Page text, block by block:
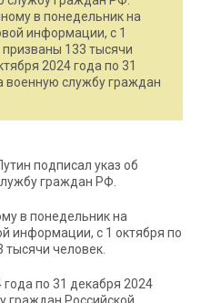
в понедельник на
информации, с 1
133 тысячи
2024 года по 31
военную службу граждан
подписал указ об
граждан РФ.
в понедельник на
информации, с 1 октября по
тысячи человек.
по 31 декабря 2024
граждан Российской